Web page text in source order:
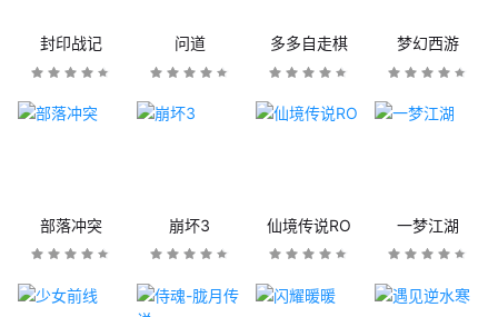
封印战记 问道 多多自走棋 梦幻西游
部落冲突 崩坏3 仙境传说RO 一梦江湖